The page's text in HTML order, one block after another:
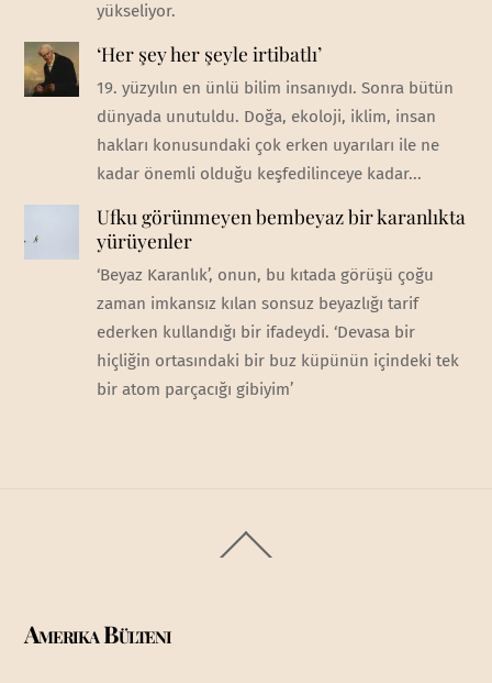
yükseliyor.
‘Her şey her şeyle irtibatlı’
19. yüzyılın en ünlü bilim insanıydı. Sonra bütün
dünyada unutuldu. Doğa, ekoloji, iklim, insan
hakları konusundaki çok erken uyarıları ile ne
kadar önemli olduğu keşfedilinceye kadar...
Ufku görünmeyen bembeyaz bir karanlıkta
yürüyenler
‘Beyaz Karanlık’, onun, bu kıtada görüşü çoğu
zaman imkansız kılan sonsuz beyazlığı tarif
ederken kullandığı bir ifadeydi. ‘Devasa bir
hiçliğin ortasındaki bir buz küpünün içindeki tek
bir atom parçacığı gibiyim’
To
Amerika Bülteni